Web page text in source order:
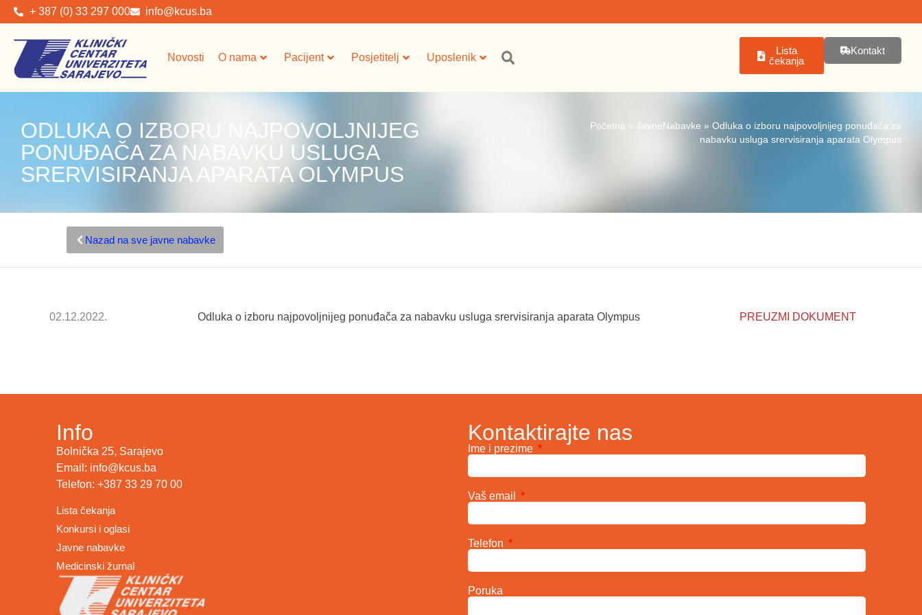
+ 387 (0) 33 297 000 info@kcus.ba
Novosti O nama Pacijent Posjetitelj Uposlenik
Lista
čekanja
Kontakt
ODLUKA O IZBORU NAJPOVOLJNIJEG
PONUĐAČA ZA NABAVKU USLUGA
SRERVISIRANJA APARATA OLYMPUS
Početna » JavneNabavke » Odluka o izboru najpovoljnijeg ponuđača za
nabavku usluga srervisiranja aparata Olympus
Nazad na sve javne nabavke
02.12.2022. Odluka o izboru najpovoljnijeg ponuđača za nabavku usluga srervisiranja aparata Olympus PREUZMI DOKUMENT
Info
Bolnička 25, Sarajevo
Email: info@kcus.ba
Telefon: +387 33 29 70 00
Lista čekanja
Konkursi i oglasi
Javne nabavke
Medicinski žurnal
Kontaktirajte nas
Ime i prezime
Vaš email
Telefon
Poruka